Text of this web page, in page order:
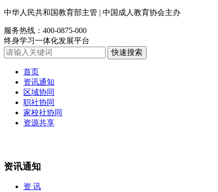
中华人民共和国教育部主管 | 中国成人教育协会主办
服务热线：400-0875-000
终身学习一体化发展平台
首页
资讯通知
区域协同
职社协同
家校社协同
资源共享
资讯通知
资 讯